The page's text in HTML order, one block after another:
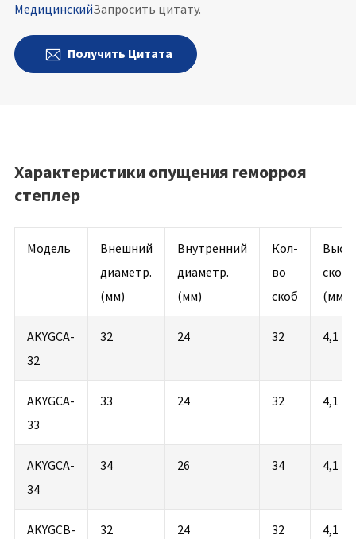
МедицинскийЗапросить цитату.
 Получить Цитата
Характеристики опущения геморроя
степлер
Модель
Внешний
диаметр.
(мм)
Внутренний
диаметр.
(мм)
Кол-
во
скоб
скоб
(мм)
AKYGCA-
32
32 24 32 4,1
AKYGCA-
33
33 24 32 4,1
AKYGCA-
34
34 26 34 4,1
AKYGCB-
32 24 32 4,1